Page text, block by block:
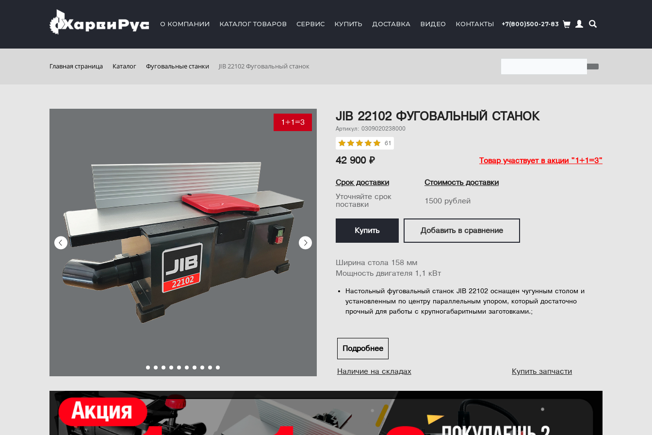
О КОМПАНИИ КАТАЛОГ ТОВАРОВ СЕРВИС КУПИТЬ ДОСТАВКА ВИДЕО КОНТАКТЫ +7(800)500-27-83
Главная страница Каталог Фуговальные станки JIB 22102 Фуговальный станок
1+1=3 JIB 22102 ФУГОВАЛЬНЫЙ СТАНОК
Артикул: 0309020238000
61
42 900 ₽ Товар участвует в акции "1+1=3"
Срок доставки
Уточняйте срок
поставки
Стоимость доставки
1500 рублей
Купить Добавить в сравнение
Ширина стола 158 мм
Мощность двигателя 1,1 кВт
Настольный фуговальный станок JIB 22102 оснащен чугунным столом и
установленным по центру параллельным упором, который достаточно
прочный для работы с крупногабаритными заготовками.;
опилок 63,5 мм, встроенной системой сбора пыли, регулировкой наклона
параллельного упора под углом 45 ° и простым в настройке режущим валом.
Подробнее
Наличие на складах Купить запчасти